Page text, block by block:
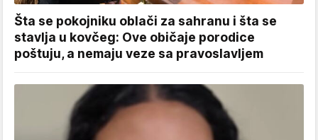
Šta se pokojniku oblači za sahranu i šta se
stavlja u kovčeg: Ove običaje porodice
poštuju, a nemaju veze sa pravoslavljem